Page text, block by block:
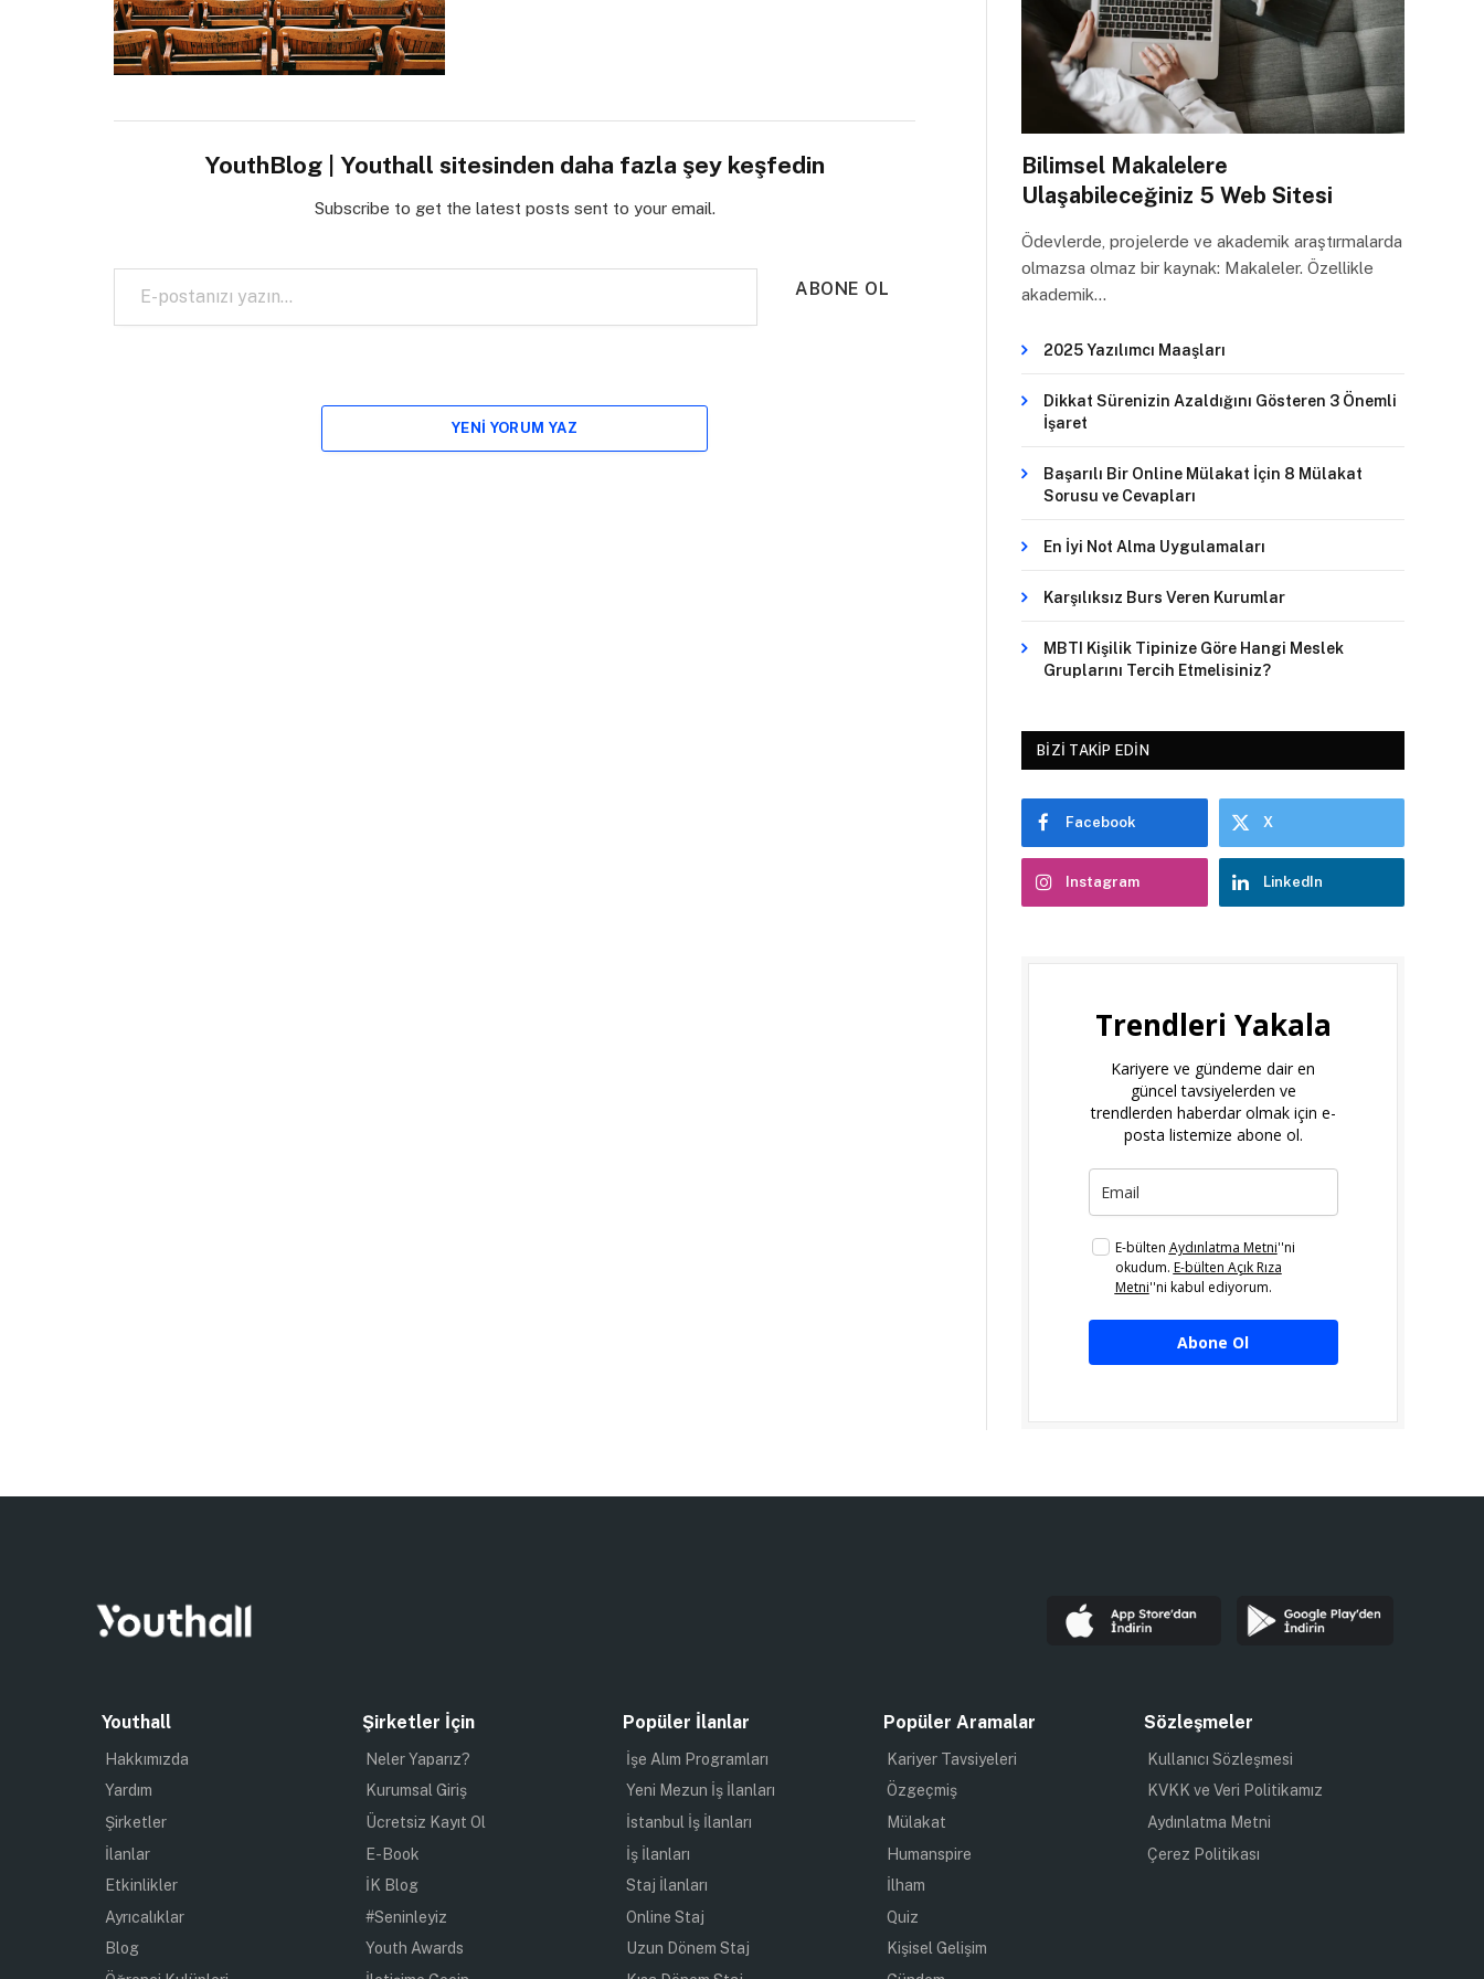
YouthBlog | Youthall sitesinden daha fazla şey keşfedin
Subscribe to get the latest posts sent to your email.
E-postanızı yazın…
ABONE OL
YENI YORUM YAZ
Bilimsel Makalelere
Ulaşabileceğiniz 5 Web Sitesi
Ödevlerde, projelerde ve akademik araştırmalarda
olmazsa olmaz bir kaynak: Makaleler. Özellikle
akademik…
2025 Yazılımcı Maaşları
Dikkat Sürenizin Azaldığını Gösteren 3 Önemli
İşaret
Başarılı Bir Online Mülakat İçin 8 Mülakat
Sorusu ve Cevapları
En İyi Not Alma Uygulamaları
Karşılıksız Burs Veren Kurumlar
MBTI Kişilik Tipinize Göre Hangi Meslek
Gruplarını Tercih Etmelisiniz?
BIZI TAKIP EDIN
Facebook X
Instagram LinkedIn
Trendleri Yakala
Kariyere ve gündeme dair en
güncel tavsiyelerden ve
trendlerden haberdar olmak için e-
posta listemize abone ol.
E-bülten Aydınlatma Metni''ni
okudum. E-bülten Açık Rıza
Metni''ni kabul ediyorum.
Abone Ol
Youthall
Hakkımızda
Yardım
Şirketler
İlanlar
Etkinlikler
Ayrıcalıklar
Blog
Şirketler İçin
Neler Yaparız?
Kurumsal Giriş
Ücretsiz Kayıt Ol
E-Book
İK Blog
#Seninleyiz
Youth Awards
Popüler İlanlar
İşe Alım Programları
Yeni Mezun İş İlanları
İstanbul İş İlanları
İş İlanları
Staj İlanları
Online Staj
Uzun Dönem Staj
Popüler Aramalar
Kariyer Tavsiyeleri
Özgeçmiş
Mülakat
Humanspire
İlham
Quiz
Kişisel Gelişim
Sözleşmeler
Kullanıcı Sözleşmesi
KVKK ve Veri Politikamız
Aydınlatma Metni
Çerez Politikası